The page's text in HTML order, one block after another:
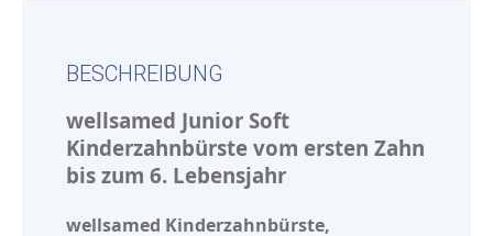
BESCHREIBUNG
wellsamed Junior Soft
Kinderzahnbürste vom ersten Zahn
bis zum 6. Lebensjahr
wellsamed Kinderzahnbürste,